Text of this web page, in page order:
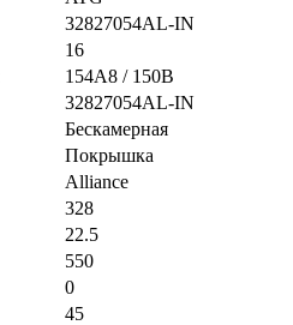
32827054AL-IN
16
154A8 / 150B
32827054AL-IN
Бескамерная
Покрышка
Alliance
328
22.5
550
0
45